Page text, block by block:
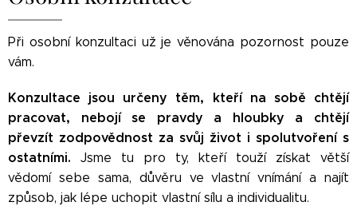
Při osobní konzultaci už je věnována pozornost pouze
vám.
Konzultace jsou určeny těm, kteří na sobě chtějí
pracovat, nebojí se pravdy a hloubky a chtějí
převzít zodpovědnost za svůj život i spolutvoření s
ostatními. Jsme tu pro ty, kteří touží získat větší
vědomí sebe sama, důvěru ve vlastní vnímání a najít
způsob, jak lépe uchopit vlastní sílu a individualitu.